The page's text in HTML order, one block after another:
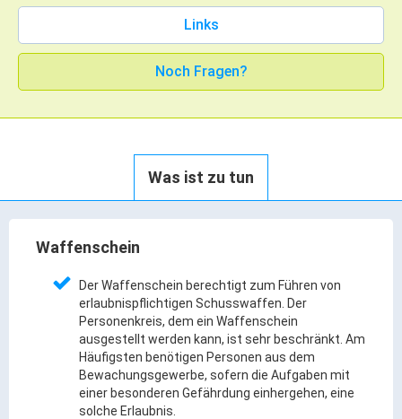
Bauflächen & Förderung
Kontakt
Wetter & Unwetter
Internet Portale
Stadtrat & Sitzungen
Beauftragte des Stadtrats
Abteilungen & Sachgebiete
Ortsrecht & Bekanntmachungen
Bauleitplanung & Stadtentwicklung
Links
Noch Fragen?
Was ist zu tun
Waffenschein
Der Waffenschein berechtigt zum Führen von
erlaubnispflichtigen Schusswaffen. Der
Personenkreis, dem ein Waffenschein
ausgestellt werden kann, ist sehr beschränkt. Am
Häufigsten benötigen Personen aus dem
Bewachungsgewerbe, sofern die Aufgaben mit
einer besonderen Gefährdung einhergehen, eine
solche Erlaubnis.